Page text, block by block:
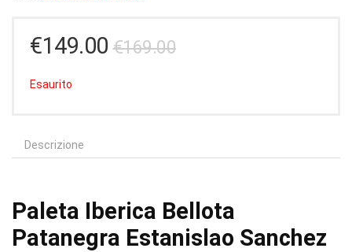
€169.00Il
€149.00
Il
Esaurito
Descrizione
Paleta Iberica Bellota
Patanegra Estanislao Sanchez